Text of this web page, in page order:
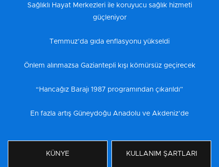
Sağlıklı Hayat Merkezleri ile koruyucu sağlık hizmeti
güçleniyor
Temmuz’da gıda enflasyonu yükseldi
Önlem alınmazsa Gaziantepli kışı kömürsüz geçirecek
“Hancağız Barajı 1987 programından çıkarıldı”
En fazla artış Güneydoğu Anadolu ve Akdeniz’de
KÜNYE KULLANIM ŞARTLARI